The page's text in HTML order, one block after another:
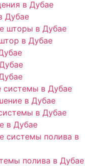
в Дубае
Дубае
шторы в Дубае
в Дубае
системы в Дубае
в Дубае
в Дубае
в Дубае
системы полива в
полива в Дубае